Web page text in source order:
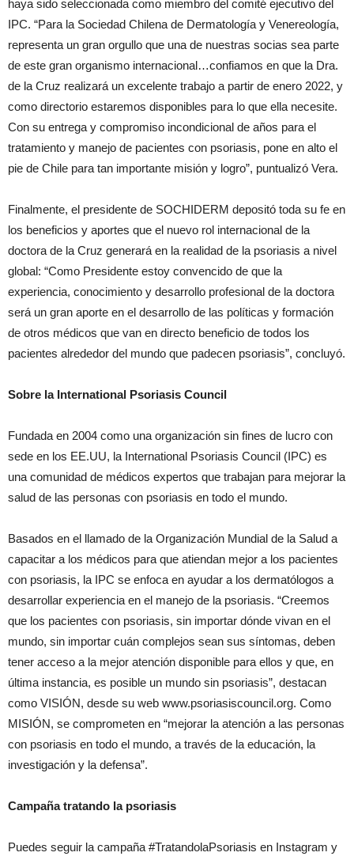
haya sido seleccionada como miembro del comité ejecutivo del
IPC. “Para la Sociedad Chilena de Dermatología y Venereología,
representa un gran orgullo que una de nuestras socias sea parte
de este gran organismo internacional…confiamos en que la Dra.
de la Cruz realizará un excelente trabajo a partir de enero 2022, y
como directorio estaremos disponibles para lo que ella necesite.
Con su entrega y compromiso incondicional de años para el
tratamiento y manejo de pacientes con psoriasis, pone en alto el
pie de Chile para tan importante misión y logro”, puntualizó Vera.
Finalmente, el presidente de SOCHIDERM depositó toda su fe en
los beneficios y aportes que el nuevo rol internacional de la
doctora de la Cruz generará en la realidad de la psoriasis a nivel
global: “Como Presidente estoy convencido de que la
experiencia, conocimiento y desarrollo profesional de la doctora
será un gran aporte en el desarrollo de las políticas y formación
de otros médicos que van en directo beneficio de todos los
pacientes alrededor del mundo que padecen psoriasis”, concluyó.
Sobre la International Psoriasis Council
Fundada en 2004 como una organización sin fines de lucro con
sede en los EE.UU, la International Psoriasis Council (IPC) es
una comunidad de médicos expertos que trabajan para mejorar la
salud de las personas con psoriasis en todo el mundo.
Basados en el llamado de la Organización Mundial de la Salud a
capacitar a los médicos para que atiendan mejor a los pacientes
con psoriasis, la IPC se enfoca en ayudar a los dermatólogos a
desarrollar experiencia en el manejo de la psoriasis. “Creemos
que los pacientes con psoriasis, sin importar dónde vivan en el
mundo, sin importar cuán complejos sean sus síntomas, deben
tener acceso a la mejor atención disponible para ellos y que, en
última instancia, es posible un mundo sin psoriasis”, destacan
como VISIÓN, desde su web www.psoriasiscouncil.org. Como
MISIÓN, se comprometen en “mejorar la atención a las personas
con psoriasis en todo el mundo, a través de la educación, la
investigación y la defensa”.
Campaña tratando la psoriasis
Puedes seguir la campaña #TratandolaPsoriasis en Instagram y